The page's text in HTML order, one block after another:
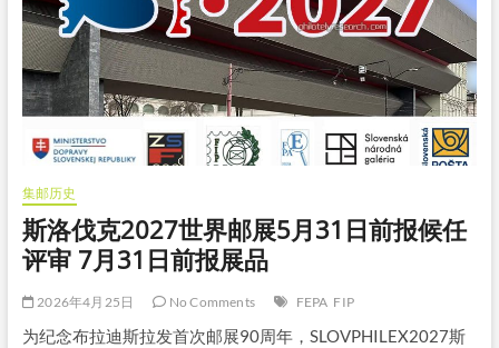
集邮历史
斯洛伐克2027世界邮展5月31日前报候任
评审 7月31日前报展品
2026年4月25日 No Comments FEPA FIP
为纪念布拉迪斯拉发首次邮展90周年，SLOVPHILEX2027斯